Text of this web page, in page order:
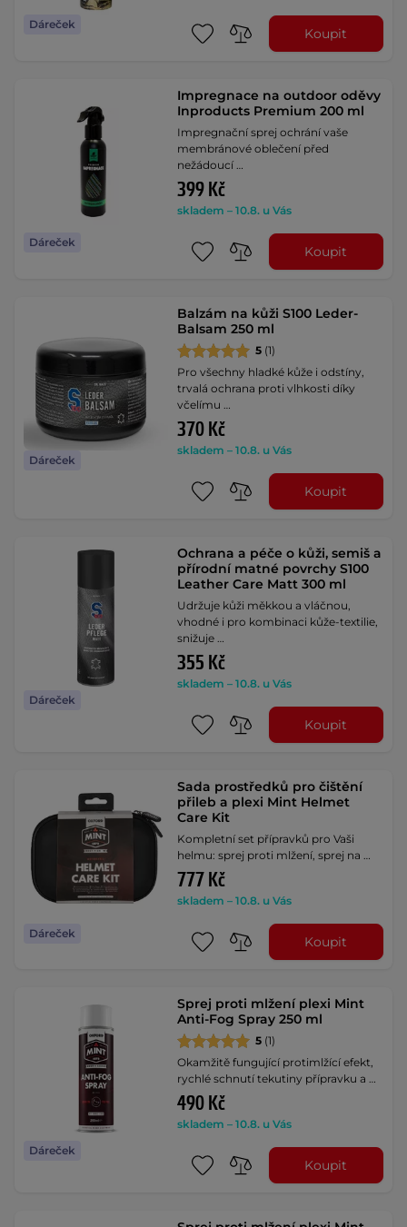
Dáreček
Koupit
Dáreček
Impregnace na outdoor oděvy
Inproducts Premium 200 ml
Impregnační sprej ochrání vaše
membránové oblečení před
nežádoucí …
399 Kč
skladem – 10.8. u Vás
Koupit
Dáreček
Balzám na kůži S100 Leder-
Balsam 250 ml
5 (1)
Pro všechny hladké kůže i odstíny,
trvalá ochrana proti vlhkosti díky
včelímu …
370 Kč
skladem – 10.8. u Vás
Koupit
Dáreček
Ochrana a péče o kůži, semiš a
přírodní matné povrchy S100
Leather Care Matt 300 ml
Udržuje kůži měkkou a vláčnou,
vhodné i pro kombinaci kůže-textilie,
snižuje …
355 Kč
skladem – 10.8. u Vás
Koupit
Dáreček
Sada prostředků pro čištění
přileb a plexi Mint Helmet
Care Kit
Kompletní set přípravků pro Vaši
helmu: sprej proti mlžení, sprej na …
777 Kč
skladem – 10.8. u Vás
Koupit
Dáreček
Sprej proti mlžení plexi Mint
Anti-Fog Spray 250 ml
5 (1)
Okamžitě fungující protimlžící efekt,
rychlé schnutí tekutiny přípravku a …
490 Kč
skladem – 10.8. u Vás
Koupit